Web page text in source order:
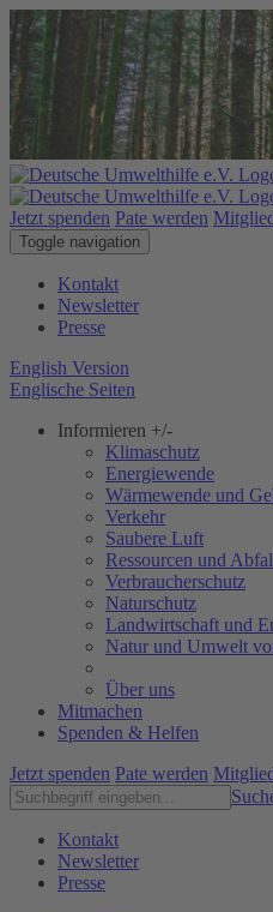
Jetzt spenden Pate werden
Toggle navigation
Kontakt
Newsletter
Presse
English Version
Englische Seiten
Informieren +/-
Klimaschutz
Energiewende
Wärmewende und
Verkehr
Saubere Luft
Ressourcen und
Verbraucherschutz
Naturschutz
Landwirtschaft und
Natur und Umwelt
Über uns
Mitmachen
Spenden & Helfen
Jetzt spenden Pate werden
Kontakt
Newsletter
Presse